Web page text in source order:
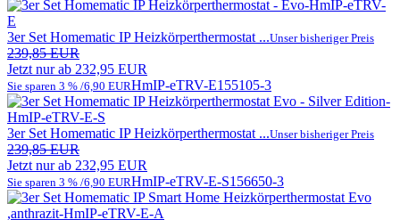
3er Set Homematic IP Heizkörperthermostat ...Unser bisheriger Preis
239,85 EUR
Jetzt nur ab 232,95 EUR
Sie sparen 3 % /6,90 EURHmIP-eTRV-E155105-3
3er Set Homematic IP Heizkörperthermostat ...Unser bisheriger Preis
239,85 EUR
Jetzt nur ab 232,95 EUR
Sie sparen 3 % /6,90 EURHmIP-eTRV-E-S156650-3